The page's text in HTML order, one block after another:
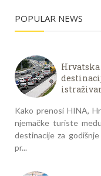
POPULAR NEWS
Kako prenosi HINA,
njemačke turiste
destinacije za
pr...